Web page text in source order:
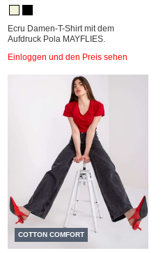
Ecru Damen-T-Shirt mit dem
Aufdruck Pola MAYFLIES.
Einloggen und den Preis sehen
COTTON COMFORT